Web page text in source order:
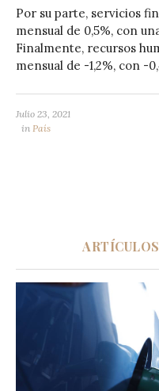
Por su parte, servicios
mensual de 0,5%, con
Finalmente, recursos
mensual de -1,2%, con -
Julio 23, 2021
in País